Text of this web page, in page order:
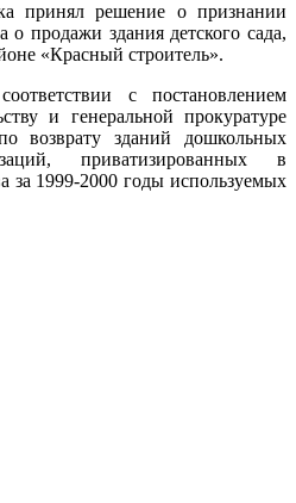
принял решение о признании
о продажи здания детского сада,
«Красный строитель».
с постановлением
и генеральной прокуратуре
возврату зданий дошкольных
приватизированных в
за 1999-2000 годы используемых